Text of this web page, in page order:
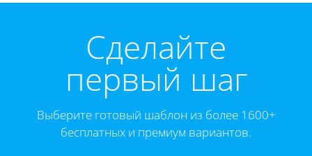
Cделайте
первый шаг
Выберите готовый шаблон из более 1600+
бесплатных и премиум вариантов.